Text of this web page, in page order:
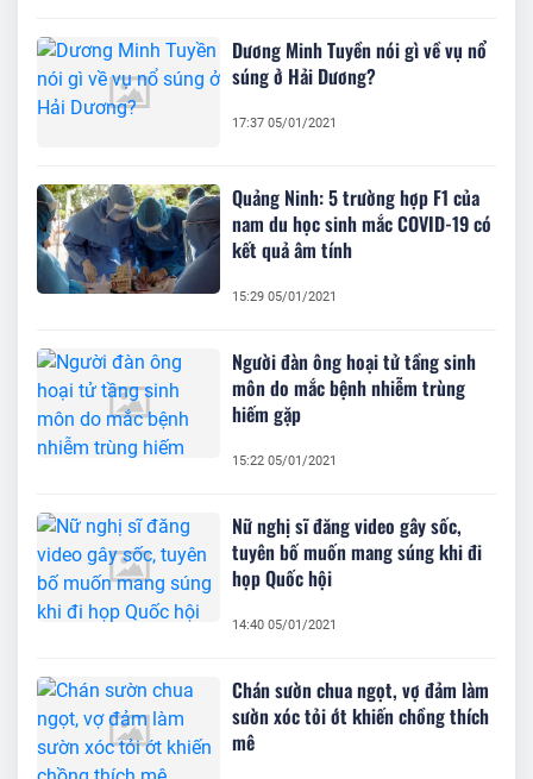
Dương Minh Tuyền nói gì về vụ nổ
súng ở Hải Dương?
17:37 05/01/2021
Quảng Ninh: 5 trường hợp F1 của
nam du học sinh mắc COVID-19 có
kết quả âm tính
15:29 05/01/2021
Người đàn ông hoại tử tầng sinh
môn do mắc bệnh nhiễm trùng
hiếm gặp
15:22 05/01/2021
Nữ nghị sĩ đăng video gây sốc,
tuyên bố muốn mang súng khi đi
họp Quốc hội
14:40 05/01/2021
Chán sườn chua ngọt, vợ đảm làm
sườn xóc tỏi ớt khiến chồng thích
mê